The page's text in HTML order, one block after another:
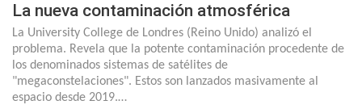
La nueva contaminación atmosférica
La University College de Londres (Reino Unido) analizó el
problema. Revela que la potente contaminación procedente de
los denominados sistemas de satélites de
"megaconstelaciones". Estos son lanzados masivamente al
espacio desde 2019.…